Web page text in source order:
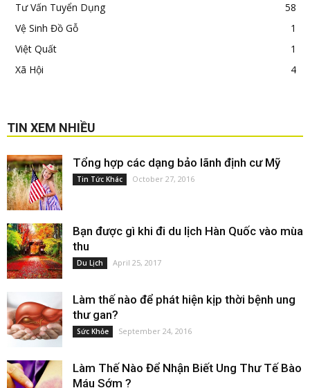
Tư Vấn Tuyển Dụng
58
Vệ Sinh Đồ Gỗ
1
Việt Quất
1
Xã Hội
4
TIN XEM NHIỀU
Tổng hợp các dạng bảo lãnh định cư Mỹ
Tin Tức Khác October 27, 2016
Bạn được gì khi đi du lịch Hàn Quốc vào mùa
thu
Du Lịch April 25, 2017
Làm thế nào để phát hiện kịp thời bệnh ung
thư gan?
Sức Khỏe September 24, 2016
Làm Thế Nào Để Nhận Biết Ung Thư Tế Bào
Máu Sớm ?